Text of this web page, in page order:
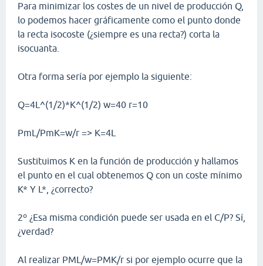
Para minimizar los costes de un nivel de producción Q,
lo podemos hacer gráficamente como el punto donde
la recta isocoste (¿siempre es una recta?) corta la
isocuanta.
Otra forma sería por ejemplo la siguiente:
Q=4L^(1/2)*K^(1/2) w=40 r=10
PmL/PmK=w/r => K=4L
Sustituimos K en la función de producción y hallamos
el punto en el cual obtenemos Q con un coste mínimo
K* Y L*, ¿correcto?
2º ¿Esa misma condición puede ser usada en el C/P? Sí,
¿verdad?
Al realizar PML/w=PMK/r si por ejemplo ocurre que la